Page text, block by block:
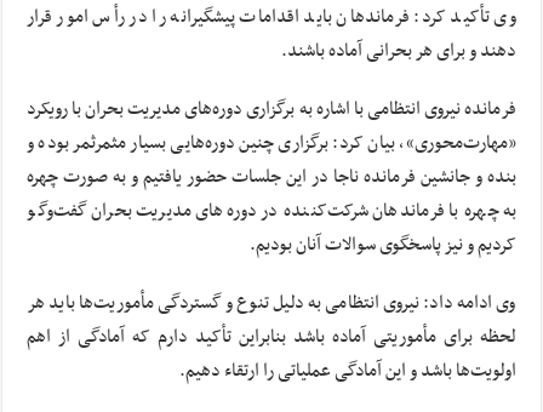
وی تأکید کرد: فرماندهان باید اقدامات پیشگیرانه را در رأس امور قرار
دهند و برای هر بحرانی آماده باشند.
فرمانده نیروی انتظامی با اشاره به برگزاری دوره‌های مدیریت بحران با رویکرد
«مهارت‌محوری»، بیان کرد: برگزاری چنین دوره‌هایی بسیار مثمرثمر بوده و
بنده و جانشین فرمانده ناجا در این جلسات حضور یافتیم و به صورت چهره
به چهره با فرماندهان شرکت‌کننده در دوره‌های مدیریت بحران گفت‌وگو
کردیم و نیز پاسخگوی سوالات آنان بودیم.
وی ادامه داد: نیروی انتظامی به دلیل تنوع و گستردگی مأموریت‌ها باید هر
لحظه برای مأموریتی آماده باشد بنابراین تأکید دارم که آمادگی از اهم
اولویت‌ها باشد و این آمادگی عملیاتی را ارتقاء دهیم.